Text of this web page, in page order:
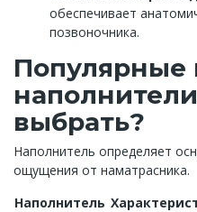
обеспечивает
позвоночника.
Популярные
выбрать?
Наполнитель определяет
ощущения от наматрасника.
Наполнитель